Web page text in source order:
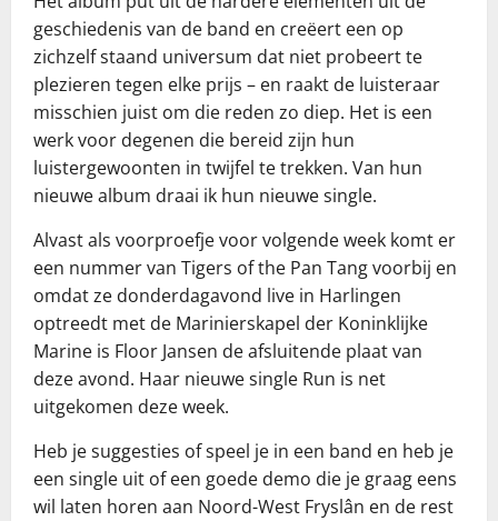
geschiedenis van de band en creëert een op
zichzelf staand universum dat niet probeert te
plezieren tegen elke prijs – en raakt de luisteraar
misschien juist om die reden zo diep. Het is een
werk voor degenen die bereid zijn hun
luistergewoonten in twijfel te trekken. Van hun
nieuwe album draai ik hun nieuwe single.
Alvast als voorproefje voor volgende week komt er
een nummer van Tigers of the Pan Tang voorbij en
omdat ze donderdagavond live in Harlingen
optreedt met de Marinierskapel der Koninklijke
Marine is Floor Jansen de afsluitende plaat van
deze avond. Haar nieuwe single Run is net
uitgekomen deze week.
Heb je suggesties of speel je in een band en heb je
een single uit of een goede demo die je graag eens
wil laten horen aan Noord-West Fryslân en de rest